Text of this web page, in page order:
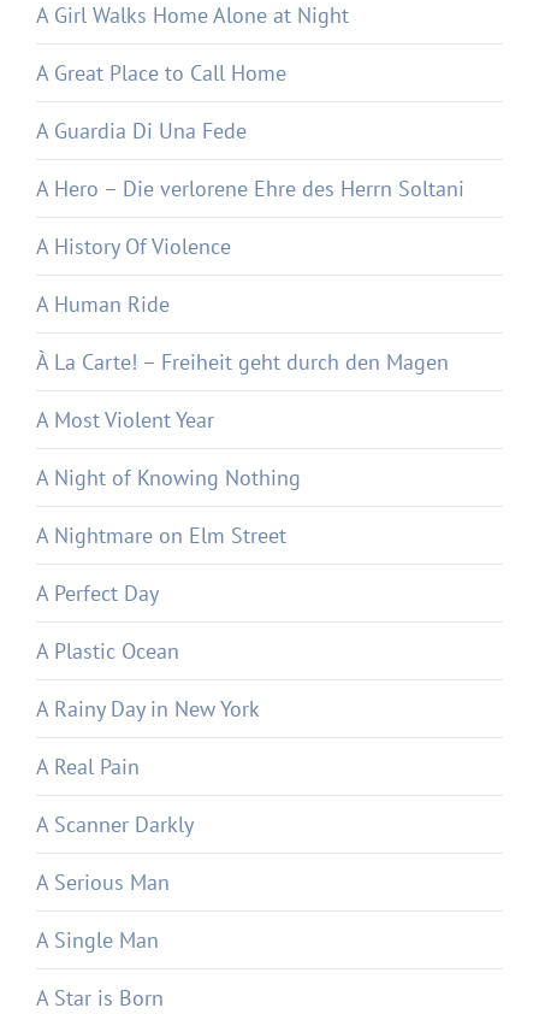
A Girl Walks Home Alone at Night
A Great Place to Call Home
A Guardia Di Una Fede
A Hero – Die verlorene Ehre des Herrn Soltani
A History Of Violence
A Human Ride
À La Carte! – Freiheit geht durch den Magen
A Most Violent Year
A Night of Knowing Nothing
A Nightmare on Elm Street
A Perfect Day
A Plastic Ocean
A Rainy Day in New York
A Real Pain
A Scanner Darkly
A Serious Man
A Single Man
A Star is Born